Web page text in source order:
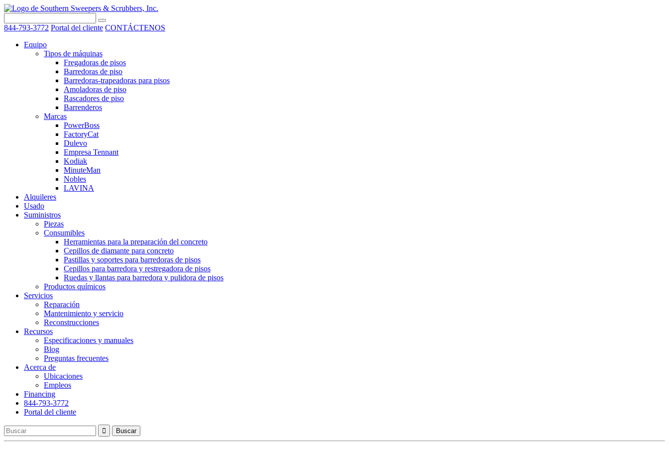
844-793-3772 Portal del cliente CONTÁCTENOS
Equipo
Tipos de máquinas
Fregadoras de pisos
Barredoras de piso
Barredoras-trapeadoras para pisos
Amoladoras de piso
Rascadores de piso
Barrenderos
Marcas
PowerBoss
FactoryCat
Dulevo
Empresa Tennant
Kodiak
MinuteMan
Nobles
LAVINA
Alquileres
Usado
Suministros
Piezas
Consumibles
Herramientas para la preparación del concreto
Cepillos de diamante para concreto
Pastillas y soportes para barredoras de pisos
Cepillos para barredora y restregadora de pisos
Ruedas y llantas para barredora y pulidora de pisos
Productos químicos
Servicios
Reparación
Mantenimiento y servicio
Reconstrucciones
Recursos
Especificaciones y manuales
Blog
Preguntas frecuentes
Acerca de
Ubicaciones
Empleos
Financing
844-793-3772
Portal del cliente